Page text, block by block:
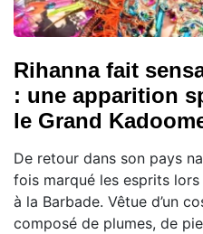
Rihanna fait
: une apparition
le Grand
De retour dans son pays
fois marqué les esprits
à la Barbade. Vêtue d’un
composé de plumes, de